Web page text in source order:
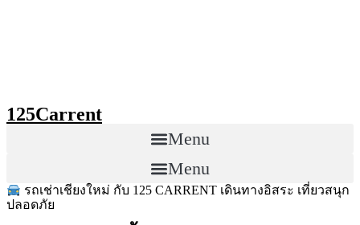
125Carrent
Menu
Menu
รถเช่าเชียงใหม่ กับ 125 CARRENT เดินทางอิสระ เที่ยวสนุก
ปลอดภัย